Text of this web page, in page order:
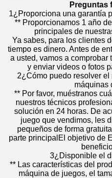
Preguntas
1¿Proporciona una garantía
** Proporcionamos 1 año
principales de
Ya sabes, para los clientes
tiempo es dinero. Antes de
a usted, vamos a
y enviar videos o fotos
2¿Cómo puedo resolver
máquinas
** Por favor, muéstranos
nuestros técnicos
solución en 24 horas. De
juego que vendimos, les
pequeños de forma
parte principalEl objetivo de
3¿Disponible el
** Las características del
máquina de juegos, el